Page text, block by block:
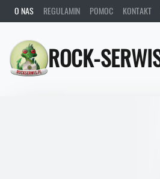
O NAS REGULAMIN POMOC KONTAKT
ROCK-